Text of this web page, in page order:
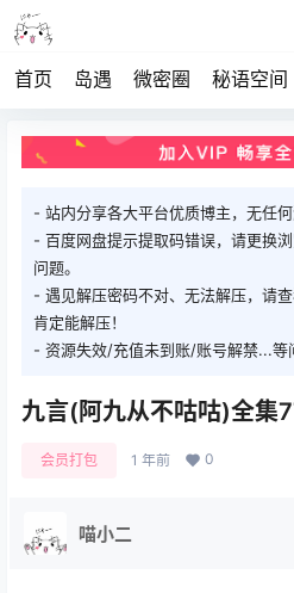
首页 岛遇 微密圈 秘语空间
- 站内分享各大平台优质博主，无任何
- 百度网盘提示提取码错误，请更换
问题。
- 遇见解压密码不对、无法解压，请
肯定能解压！
- 资源失效/充值未到账/账号解禁...等
九言(阿九从不咕咕)全集
会员打包 1 年前 0
喵小二